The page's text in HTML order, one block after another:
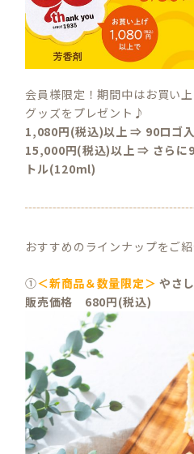
会員様限定！期間中はお買い
グッズをプレゼント♪
1,080円(税込)以上 ⇒ 90ロゴ
15,000円(税込)以上 ⇒ さらに
トル(120ml)
おすすめのラインナップをご
①＜新商品＆数量限定＞ やさ
販売価格 680円(税込)